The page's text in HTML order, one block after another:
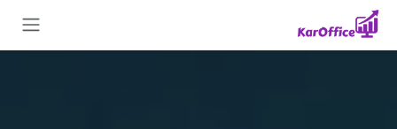
Skip to Content